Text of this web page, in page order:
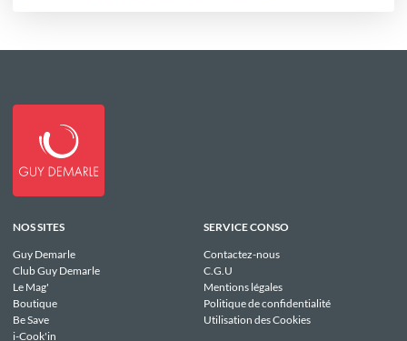
NOS SITES
Guy Demarle
Club Guy Demarle
Le Mag'
Boutique
Be Save
i-Cook'in
SERVICE CONSO
Contactez-nous
C.G.U
Mentions légales
Politique de confidentialité
Utilisation des Cookies